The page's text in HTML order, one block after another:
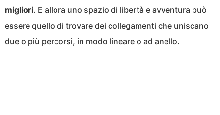
migliori. E allora uno spazio di libertà e avventura può
essere quello di trovare dei collegamenti che uniscano
due o più percorsi, in modo lineare o ad anello.